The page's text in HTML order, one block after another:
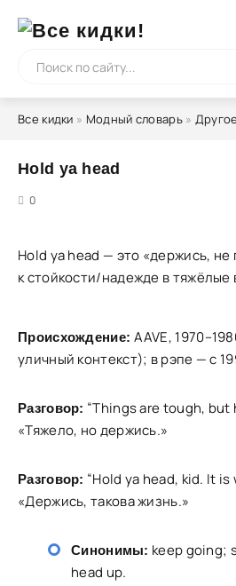
Все кидки » Модный словарь» Другое
Hold ya head
0
Hold ya head — это «держись,
к стойкости/надежде в тяжёлые
Происхождение: AAVE,
уличный контекст); в рэпе — с
Разговор: “Things are tough, but
«Тяжело, но держись.»
Разговор: “Hold ya head, kid. It
«Держись, такова жизнь.»
Синонимы: keep going;
head up.